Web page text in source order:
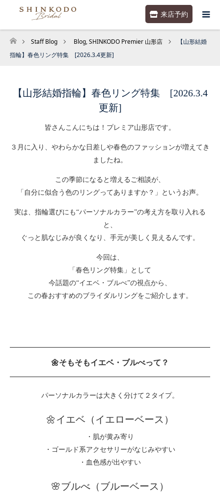
来店予約
ホーム
Staff Blog Blog,SHINKODO Premier 山形店
【山形結婚
指輪】春色リング特集 [2026.3.4更新]
【山形結婚指輪】春色リング特集 [2026.3.4
更新]
皆さんこんにちは！プレミア山形店です。
３月に入り、やわらかな日差しや春色のファッションが増えてき
ましたね。
この季節になると増えるご相談が、
「自分に似合う色のリングってありますか？」というお声。
実は、指輪選びにも“パーソナルカラー”の考え方を取り入れる
と、
ぐっと肌なじみが良くなり、手元が美しく見えるんです。
今回は、
「春色リング特集」として
今話題の“イエベ・ブルべ”の視点から、
この春おすすめのブライダルリングをご紹介します。
🌼そもそもイエベ・ブルべって？
パーソナルカラーは大きく分けて２タイプ。
🌼イエベ（イエローベース）
・肌が黄み寄り
・ゴールド系アクセサリーがなじみやすい
・血色感が出やすい
🌸ブルべ（ブルーベース）